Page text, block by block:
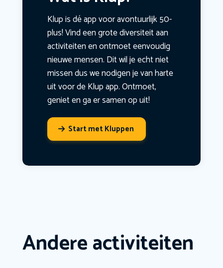
Klup is dé app voor avontuurlijk 50-
plus! Vind een grote diversiteit aan
activiteiten en ontmoet eenvoudig
nieuwe mensen. Dit wil je echt niet
missen dus we nodigen je van harte
uit voor de Klup app. Ontmoet,
geniet en ga er samen op uit!
Start met Kluppen
Andere activiteiten